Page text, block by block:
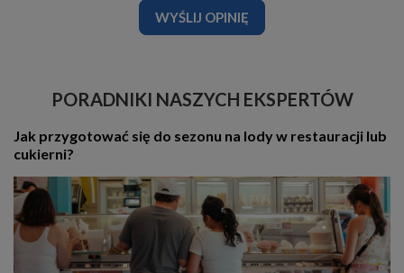
WYŚLIJ OPINIĘ
PORADNIKI NASZYCH EKSPERTÓW
Jak przygotować się do sezonu na lody w restauracji lub
cukierni?